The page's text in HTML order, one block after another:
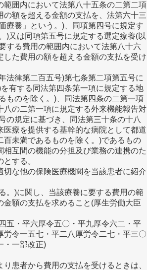
囲内において法第八十五条の二第二項
額を超える金額の支払を、法第六十三
療養」という。)、同項第四号に規定す
)又は同項第五号に規定する選定療養(以
する費用の範囲内において法第八十六
た費用の額を超える金額の支払を受け
律第二百五号)第七条第二項第五号に
有する同法第四条第一項に規定する地
ものを除く。)、同法第四条の二第一項
の二第一項に規定する外来機能報告対
の規定に基づき、同法第三十条の十八
療を提供する基幹的な病院として都道
未満であるものを除く。)であるもの
互間の機能の分担及び業務の連携のた
する。
な他の保険医療機関を当該患者に紹介
)に関し、当該療養に要する費用の範
額の支払を求めること(厚生労働大臣
五・平六厚令五〇・平九厚令六二・平
令一五七・平二八厚労令二七・平三〇
・一部改正)
患者から費用の支払を受けるときは、